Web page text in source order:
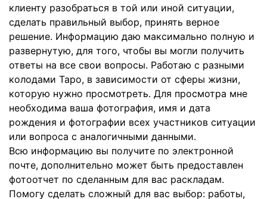
клиенту разобраться в той или иной ситуации,
сделать правильный выбор, принять верное
решение. Информацию даю максимально полную и
развернутую, для того, чтобы вы могли получить
ответы на все свои вопросы. Работаю с разными
колодами Таро, в зависимости от сферы жизни,
которую нужно просмотреть. Для просмотра мне
необходима ваша фотография, имя и дата
рождения и фотографии всех участников ситуации
или вопроса с аналогичными данными.
Всю информацию вы получите по электронной
почте, дополнительно может быть предоставлен
фотоотчет по сделанным для вас раскладам.
Помогу сделать сложный для вас выбор: работы,